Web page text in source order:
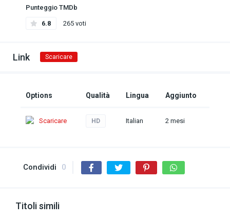
Punteggio TMDb
6.8 265 voti
Link Scaricare
Options Qualità Lingua Aggiunto
Scaricare HD Italian 2 mesi
Condividi 0
Titoli simili